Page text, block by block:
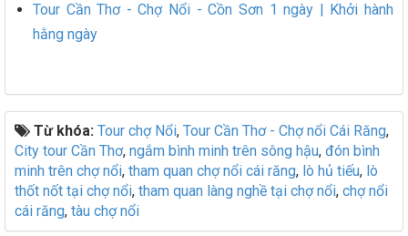
Tour Cần Thơ - Chợ Nổi - Cồn Sơn 1 ngày | Khởi hành
hằng ngày
Từ khóa: Tour chợ Nổi, Tour Cần Thơ - Chợ nổi Cái Răng,
City tour Cần Thơ, ngắm bình minh trên sông hậu, đón bình
minh trên chợ nổi, tham quan chợ nổi cái răng, lò hủ tiếu, lò
thốt nốt tại chợ nổi, tham quan làng nghề tại chợ nổi, chợ nổi
cái răng, tàu chợ nổi